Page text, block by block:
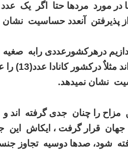
مورد مردها حتا اگر یک
پذیرفتن آنعدد حساسیت نشان
درهرکشورعددی رابه
ویا بخاط مسایلی کلچری شان برگذیده اند
نشان نمیدهد.
را چنان جدی گرفته اند و
قرار گرفت ، ایکاش این
شود، صدها دوسیه تجاوز